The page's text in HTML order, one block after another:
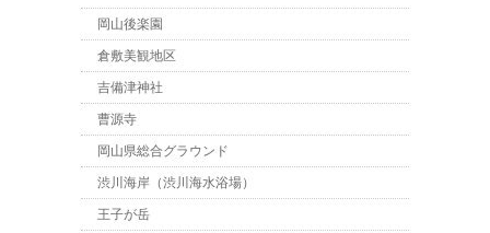
岡山後楽園
倉敷美観地区
吉備津神社
曹源寺
岡山県総合グラウンド
渋川海岸（渋川海水浴場）
王子が岳